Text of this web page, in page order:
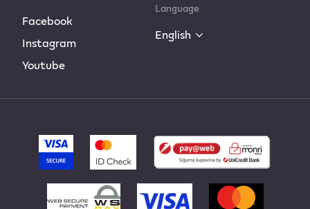
Facebook
Instagram
Youtube
Language
English